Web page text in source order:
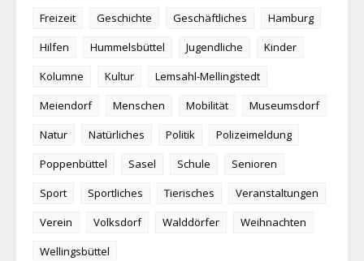
Freizeit
Geschichte Geschäftliches
Hamburg
Hilfen
Hummelsbüttel Jugendliche
Kinder
Kolumne
Kultur
Lemsahl-Mellingstedt
Meiendorf
Menschen Mobilität
Museumsdorf
Natur
Natürliches Politik
Polizeimeldung
Poppenbüttel
Sasel Schule
Senioren
Sport
Sportliches Tierisches
Veranstaltungen
Verein
Volksdorf Walddörfer
Weihnachten
Wellingsbüttel